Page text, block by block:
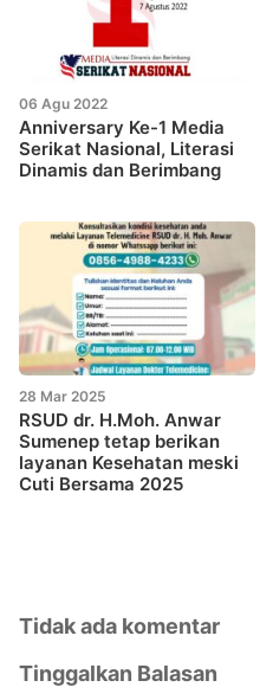
06 Agu 2022
Anniversary Ke-1 Media
Serikat Nasional, Literasi
Dinamis dan Berimbang
28 Mar 2025
RSUD dr. H.Moh. Anwar
Sumenep tetap berikan
layanan Kesehatan meski
Cuti Bersama 2025
Tidak ada komentar
Tinggalkan Balasan